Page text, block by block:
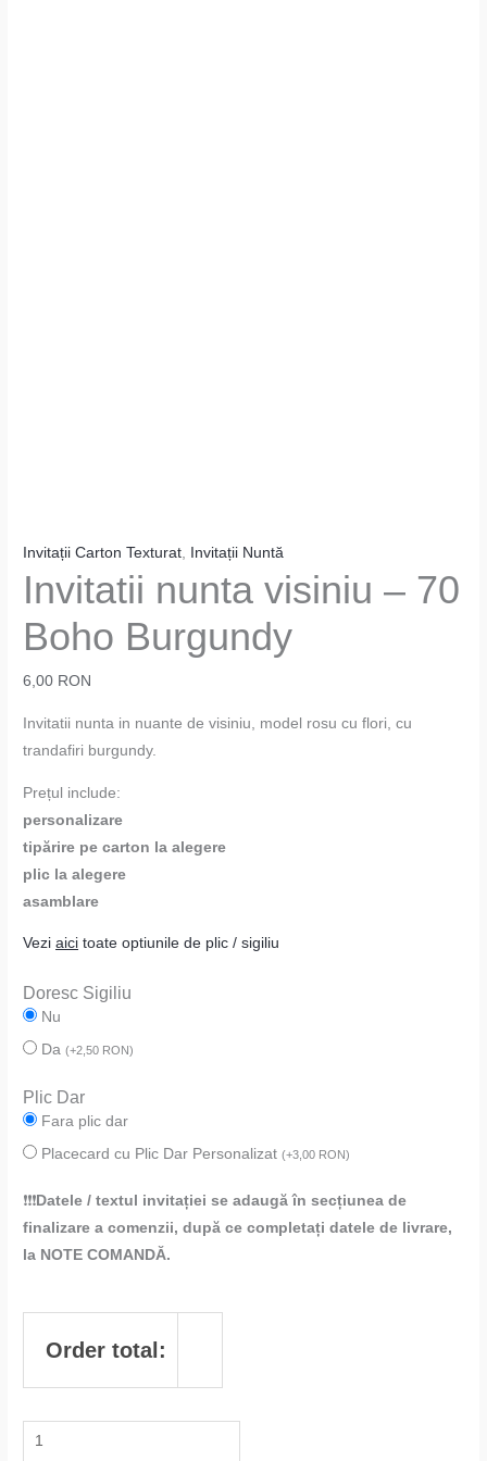
Invitații Carton Texturat Invitații Nuntă
Invitatii nunta visiniu – 70
Boho Burgundy
6,00 RON
Invitatii nunta in nuante de visiniu, model rosu cu flori, cu
trandafiri burgundy.
Prețul include:
personalizare
tipărire pe carton la alegere
plic la alegere
asamblare
Veziaici toate optiunile de plic / sigiliu
Doresc Sigiliu
Nu
Da(+2,50 RON)
Plic Dar
Fara plic dar
Placecard cu Plic Dar Personalizat(+3,00 RON)
❗❗❗ Datele / textul invitației se adaugă în secțiunea de
finalizare a comenzii, după ce completați datele de livrare,
la NOTE COMANDĂ.
Order total: